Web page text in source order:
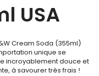
USA
Cream Soda (355ml)
unique se
incroyablement douce et
à savourer très frais !